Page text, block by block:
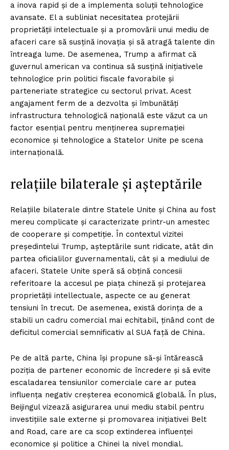
a inova rapid și de a implementa soluții tehnologice
avansate. El a subliniat necesitatea protejării
proprietății intelectuale și a promovării unui mediu de
afaceri care să susțină inovația și să atragă talente din
întreaga lume. De asemenea, Trump a afirmat că
guvernul american va continua să susțină inițiativele
tehnologice prin politici fiscale favorabile și
parteneriate strategice cu sectorul privat. Acest
angajament ferm de a dezvolta și îmbunătăți
infrastructura tehnologică națională este văzut ca un
factor esențial pentru menținerea supremației
economice și tehnologice a Statelor Unite pe scena
internațională.
relațiile bilaterale și așteptările
Relațiile bilaterale dintre Statele Unite și China au fost
mereu complicate și caracterizate printr-un amestec
de cooperare și competiție. În contextul vizitei
președintelui Trump, așteptările sunt ridicate, atât din
partea oficialilor guvernamentali, cât și a mediului de
afaceri. Statele Unite speră să obțină concesii
referitoare la accesul pe piața chineză și protejarea
proprietății intellectuale, aspecte ce au generat
tensiuni în trecut. De asemenea, există dorința de a
stabili un cadru comercial mai echitabil, ținând cont de
deficitul comercial semnificativ al SUA față de China.
Pe de altă parte, China își propune să-și întărească
poziția de partener economic de încredere și să evite
escaladarea tensiunilor comerciale care ar putea
influența negativ creșterea economică globală. În plus,
Beijingul vizează asigurarea unui mediu stabil pentru
investițiile sale externe și promovarea inițiativei Belt
and Road, care are ca scop extinderea influenței
economice și politice a Chinei la nivel mondial.